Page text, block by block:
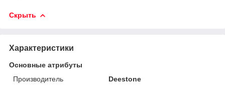
Скрыть
Характеристики
Основные атрибуты
Производитель
Deestone